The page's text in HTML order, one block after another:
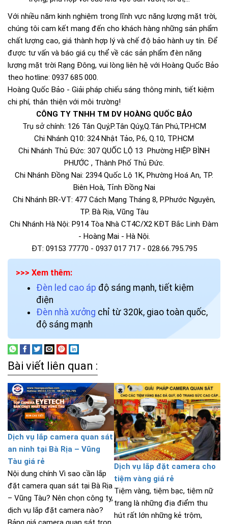
Với nhiều năm kinh nghiệm trong lĩnh vực năng lượng mặt trời,
chúng tôi cam kết mang đến cho khách hàng những sản phẩm
chất lượng cao, giá thành hợp lý và chế độ bảo hành uy tín. Để
được tư vấn và báo giá cụ thể về các sản phẩm đèn năng
lượng mặt trời Rạng Đông, vui lòng liên hệ với Hoàng Quốc Bảo
theo hotline: 0937 685 000.
Hoàng Quốc Bảo - Giải pháp chiếu sáng thông minh, tiết kiệm
chi phí, thân thiện với môi trường!
CÔNG TY TNHH TM DV HOÀNG QUỐC BẢO
Trụ sở chính: 126 Tân Quý,P.Tân Qúy,Q.Tân Phú,TP.HCM
Chi Nhánh Q10: 324 Nhật Tảo, P.6, Q.10, TP.HCM
Chi Nhánh Thủ Đức: 307 QUỐC LỘ 13 Phường HIỆP BÌNH
PHƯỚC , Thành Phố Thủ Đức.
Chi Nhánh Đồng Nai: 2394 Quốc Lộ 1K, Phường Hoá An, TP.
Biên Hoà, Tỉnh Đồng Nai
Chi Nhánh BR-VT: 477 Cách Mạng Tháng 8, P.Phước Nguyên,
TP. Bà Rịa, Vũng Tàu
Chi Nhánh Hà Nội: P914 Tòa Nhà CT4C/X2 KĐT Bắc Linh Đàm
- Hoàng Mai - Hà Nội.
ĐT: 09153 77770 - 0937 017 717 - 028.66.795.795
>>> Xem thêm:
Đèn led cao áp độ sáng mạnh, tiết kiệm
điện
Đèn nhà xưởng chỉ từ 320k, giao toàn quốc,
độ sáng mạnh
Bài viết liên quan :
Dịch vụ lắp camera quan sát
an ninh tại Bà Rịa – Vũng
Tàu giá rẻ
Nội dung chính Vì sao cần lắp
đặt camera quan sát tại Bà Rịa
– Vũng Tàu? Nên chọn công ty,
dịch vụ lắp đặt camera nào?
Dịch vụ lắp đặt camera cho
tiệm vàng giá rẻ
Tiệm vàng, tiệm bạc, tiệm nữ
trang là những địa điểm thu
hút rất lớn những kẻ trộm,